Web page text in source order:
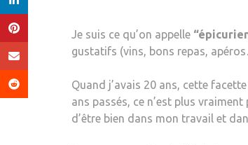
Je suis ce qu’on appelle
gustatifs (vins, bons repas,
Quand j’avais 20 ans, cette
ans passés, ce n’est plus
d’être bien dans mon travail et